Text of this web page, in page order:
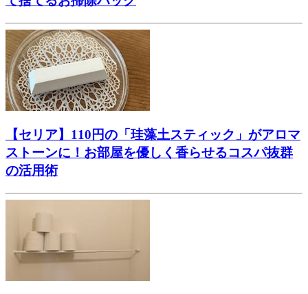
【セリア】110円の「珪藻土スティック」がアロマ
ストーンに！お部屋を優しく香らせるコスパ抜群
の活用術